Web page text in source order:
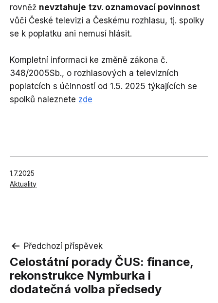
rovněž nevztahuje tzv. oznamovací povinnost
vůči České televizi a Českému rozhlasu, tj. spolky
se k poplatku ani nemusí hlásit.
Kompletní informaci ke změně zákona č.
348/2005Sb., o rozhlasových a televizních
poplatcích s účinností od 1.5. 2025 týkajících se
spolků naleznete zde
Publikováno
1.7.2025
V
Aktuality
Navigace
pro
příspěvek
Předchozí příspěvek
Celostátní porady ČUS: finance,
rekonstrukce Nymburka i
dodatečná volba předsedy